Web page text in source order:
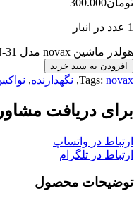
تومان300.000
1 عدد در انبار
هولدر ماشین novax مدل N-31 عدد
افزودن به سبد خرید
Tags: novax
, نگهدارنده,
برای دریافت
ارتباط در واتساپ
ارتباط در تلگرام
توضیحات محصول